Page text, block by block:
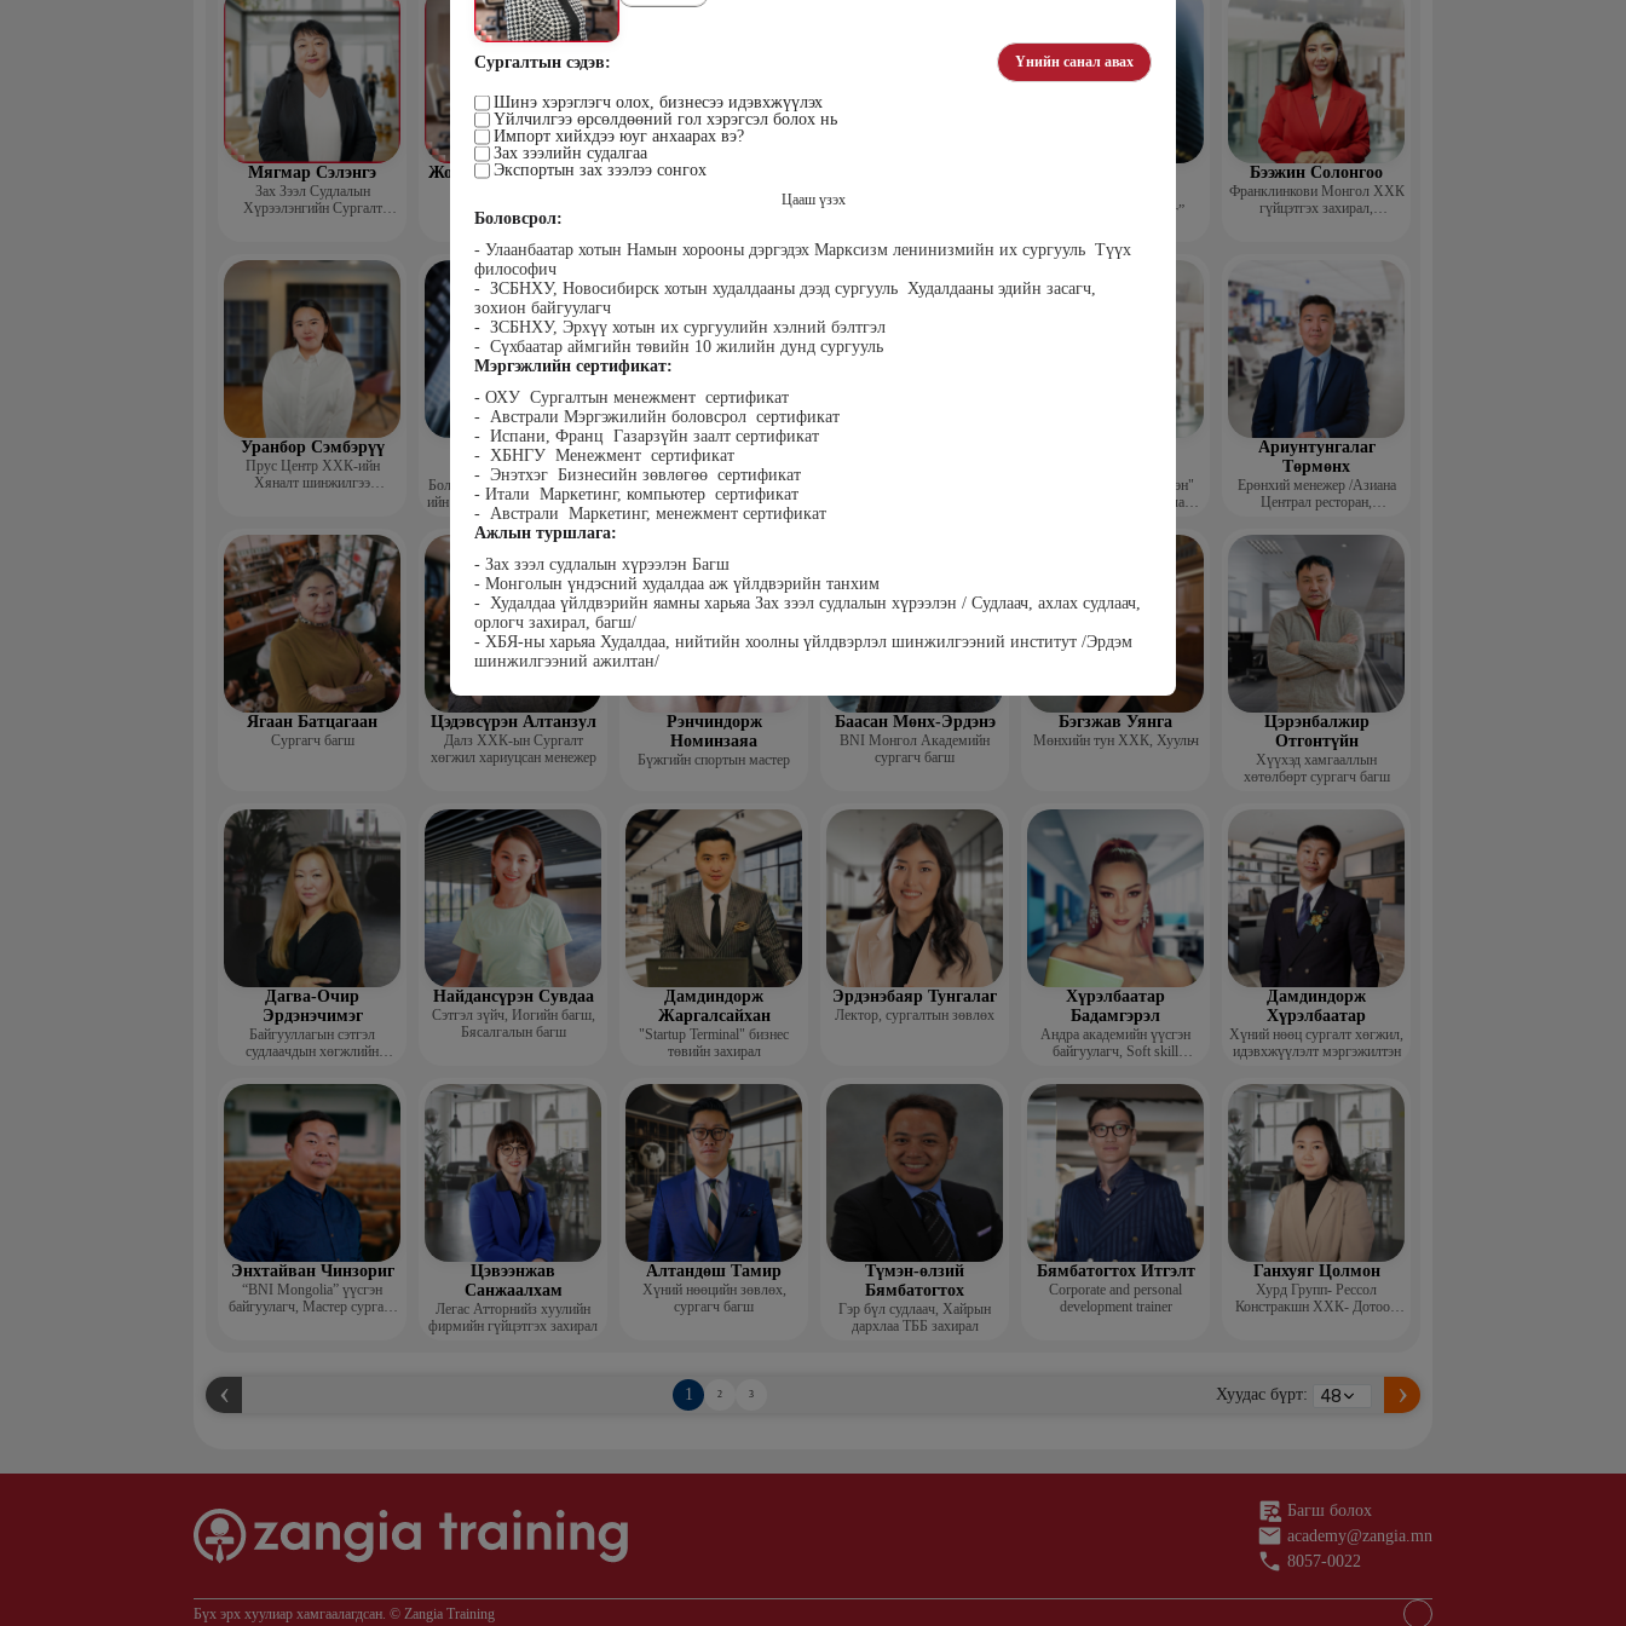
Сургалтын сэдэв: Үнийн санал авах
Шинэ хэрэглэгч олох, бизнесээ идэвхжүүлэх
Үйлчилгээ өрсөлдөөний гол хэрэгсэл болох нь
Импорт хийхдээ юуг анхаарах вэ?
Зах зээлийн судалгаа
Экспортын зах зээлээ сонгох
Цааш үзэх
Боловсрол:
- Улаанбаатар хотын Намын хорооны дэргэдэх Марксизм ленинизмийн их сургууль Түүх
философич
- ЗСБНХУ, Новосибирск хотын худалдааны дээд сургууль Худалдааны эдийн засагч,
зохион байгуулагч
- ЗСБНХУ, Эрхүү хотын их сургуулийн хэлний бэлтгэл
- Сүхбаатар аймгийн төвийн 10 жилийн дунд сургууль
Мэргэжлийн сертификат:
- ОХУ Сургалтын менежмент сертификат
- Австрали Мэргэжилийн боловсрол сертификат
- Испани, Франц Газарзүйн заалт сертификат
- ХБНГУ Менежмент сертификат
- Энэтхэг Бизнесийн зөвлөгөө сертификат
- Итали Маркетинг, компьютер сертификат
- Австрали Маркетинг, менежмент сертификат
Ажлын туршлага:
- Зах зээл судлалын хүрээлэн Багш
- Монголын үндэсний худалдаа аж үйлдвэрийн танхим
- Худалдаа үйлдвэрийн яамны харьяа Зах зээл судлалын хүрээлэн / Судлаач, ахлах судлаач,
орлогч захирал, багш/
- ХБЯ-ны харьяа Худалдаа, нийтийн хоолны үйлдвэрлэл шинжилгээний институт /Эрдэм
шинжилгээний ажилтан/
Мягмар Сэлэнгэ
Зах Зээл Судлалын
Хүрээлэнгийн Сургалт
Жодов-Иш Борхүүхэн
хүрээлэнгийн багш
Алтан-Авдар Ирээдүй
Хөгжлийн Институтийн
Наран анд консалтинг”
Бээжин Солонгоо
Франклинкови Монгол ХХК
гүйцэтгэх захирал,
Уранбор Сэмбэрүү
Прус Центр ХХК-ийн
Хяналт шинжилгээ
тогтолцооны хэрэгжүүлэгч
Энхбаатар
Ичинхорлоо
Болор Үйлсийн Үндэс ТББ-
ийн үүсгэн байгуулагч, Зүрх
сэтгэлийн карьер сургалтын
төвийн нийгмийн ажилтан,
Ганболд Тод-Эрдэнэ
Маркетинг менежер - Зангиа
Портал ХХК
МСНЭ-ийн "Ган үзэгтэн"
шагналт сэтгүүлч, Урлаг
Ариунтунгалаг
Төрмөнх
Ерөнхий менежер /Азиана
Централ ресторан,
катеринг ХХК/
Ягаан Батцагаан
Сургагч багш
Цэдэвсүрэн Алтанзул
Далз ХХК-ын Сургалт
хөгжил хариуцсан менежер
Рэнчиндорж
Номинзаяа
Бүжгийн спортын мастер
Баасан Мөнх-Эрдэнэ
BNI Монгол Академийн
сургагч багш
Бэгзжав Уянга
Мөнхийн тун ХХК, Хуульч
Цэрэнбалжир
Отгонтүйн
Хүүхэд хамгааллын
хөтөлбөрт сургагч багш
Дагва-Очир
Эрдэнэчимэг
Байгууллагын сэтгэл
судлаачдын хөгжлийн
захирал
Найдансүрэн Сувдаа
Сэтгэл зүйч, Иогийн багш,
Бясалгалын багш
Дамдиндорж
Жаргалсайхан
"Startup Terminal" бизнес
төвийн захирал
Эрдэнэбаяр Тунгалаг
Лектор, сургалтын зөвлөх
Хүрэлбаатар
Бадамгэрэл
Андра академийн үүсгэн
байгуулагч, Soft skill
Гоо зүйн ментор, Монголын
мисс, Топ модель
Дамдиндорж
Хүрэлбаатар
Хүний нөөц сургалт хөгжил,
идэвхжүүлэлт мэргэжилтэн
Энхтайван Чинзориг
“BNI Mongolia” үүсгэн
байгуулагч, Мастер сургагч
Цэвээнжав
Санжаалхам
Легас Атторнийз хуулийн
фирмийн гүйцэтгэх захирал
Алтандөш Тамир
Хүний нөөцийн зөвлөх,
сургагч багш
Түмэн-өлзий
Бямбатогтох
Гэр бүл судлаач, Хайрын
дархлаа ТББ захирал
Бямбатогтох Итгэлт
Corporate and personal
development trainer
Ганхуяг Цолмон
Хурд Групп- Рессол
Констракшн ХХК- Дотоод
1 2 3 Хуудас бүрт:
Багш болох
academy@zangia.mn
8057-0022
Бүх эрх хуулиар хамгаалагдсан. © Zangia Training